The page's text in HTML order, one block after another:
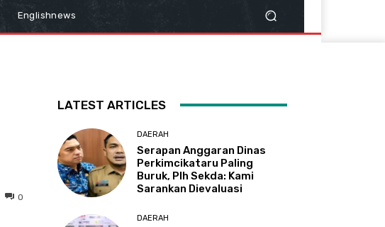
Englishnews
0
LATEST ARTICLES
DAERAH
Serapan Anggaran Dinas
Perkimcikataru Paling
Buruk, Plh Sekda: Kami
Sarankan Dievaluasi
DAERAH